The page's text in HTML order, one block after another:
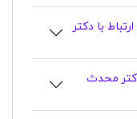
با دکتر
لغو یا جابجایی نوبت های دکتر محدث